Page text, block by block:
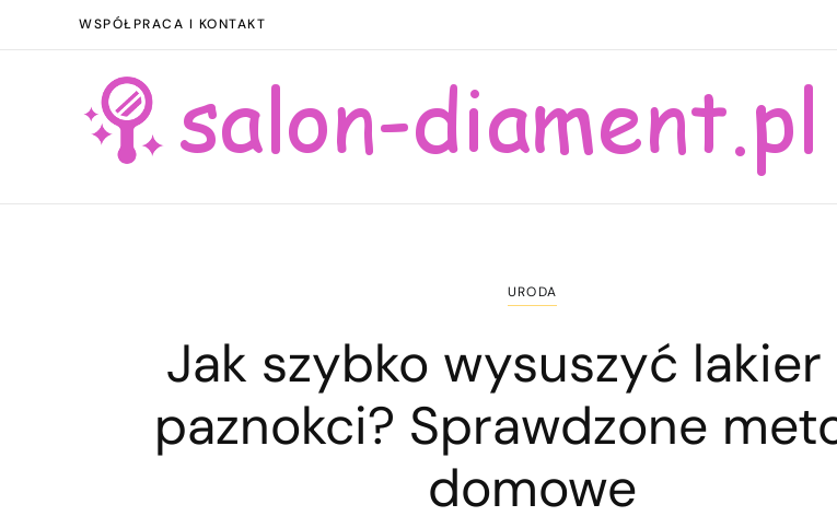
WSPÓŁPRACA I KONTAKT
URODA
Jak szybko wysuszyć
paznokci? Sprawdzone
domowe